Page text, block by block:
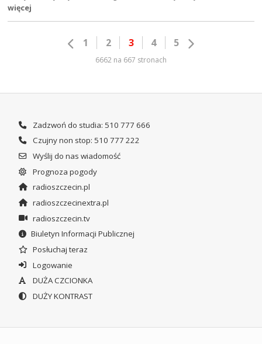
więcej
1 2 3 4 5
6662 na 667 stronach
Zadzwoń do studia: 510 777 666
Czujny non stop: 510 777 222
Wyślij do nas wiadomość
Prognoza pogody
radioszczecin.pl
radioszczecinextra.pl
radioszczecin.tv
Biuletyn Informacji Publicznej
Posłuchaj teraz
Logowanie
DUŻA CZCIONKA
DUŻY KONTRAST